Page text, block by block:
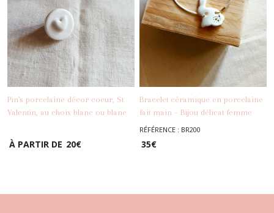
Pin's porcelaine décor coeur, St
Valentin, au choix blanc ou blanc
À PARTIR DE 20€
Bracelet céramique en porcelaine
fait main – Bijou délicat femme
avec or -Les Bracelets
RÉFÉRENCE : BR200
35€